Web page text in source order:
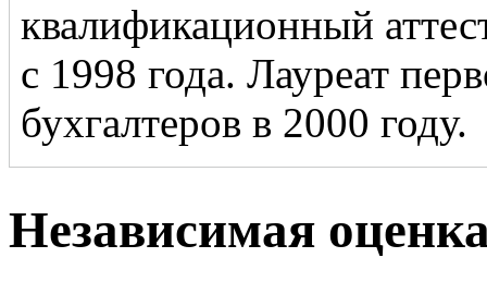
квалификационный
с 1998 года. Лауреат
бухгалтеров в 2000 году.
Независимая